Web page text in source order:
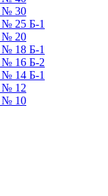
№ 30
№ 25 Б-1
№ 20
№ 18 Б-1
№ 16 Б-2
№ 14 Б-1
№ 12
№ 10